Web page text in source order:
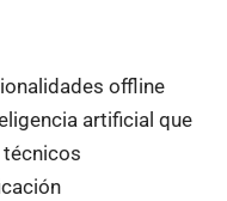
offline
artificial que